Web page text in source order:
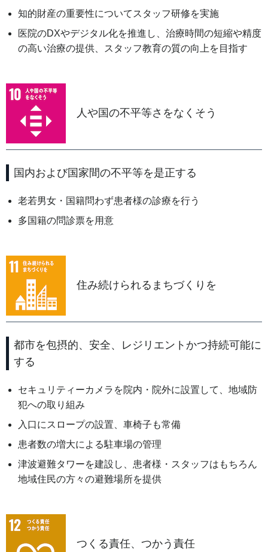
知的財産の重要性についてスタッフ研修を実施
医院のDXやデジタル化を推進し、治療時間の短縮や精度
の高い治療の提供、スタッフ教育の質の向上を目指す
人や国の不平等さをなくそう
国内および国家間の不平等を是正する
老若男女・国籍問わず患者様の診療を行う
多国籍の問診票を用意
住み続けられるまちづくりを
都市を包摂的、安全、レジリエントかつ持続可能に
する
セキュリティーカメラを院内・院外に設置して、地域防
犯への取り組み
入口にスロープの設置、車椅子も常備
患者数の増大による駐車場の管理
津波避難タワーを建設し、患者様・スタッフはもちろん
地域住民の方々の避難場所を提供
つくる責任、つかう責任